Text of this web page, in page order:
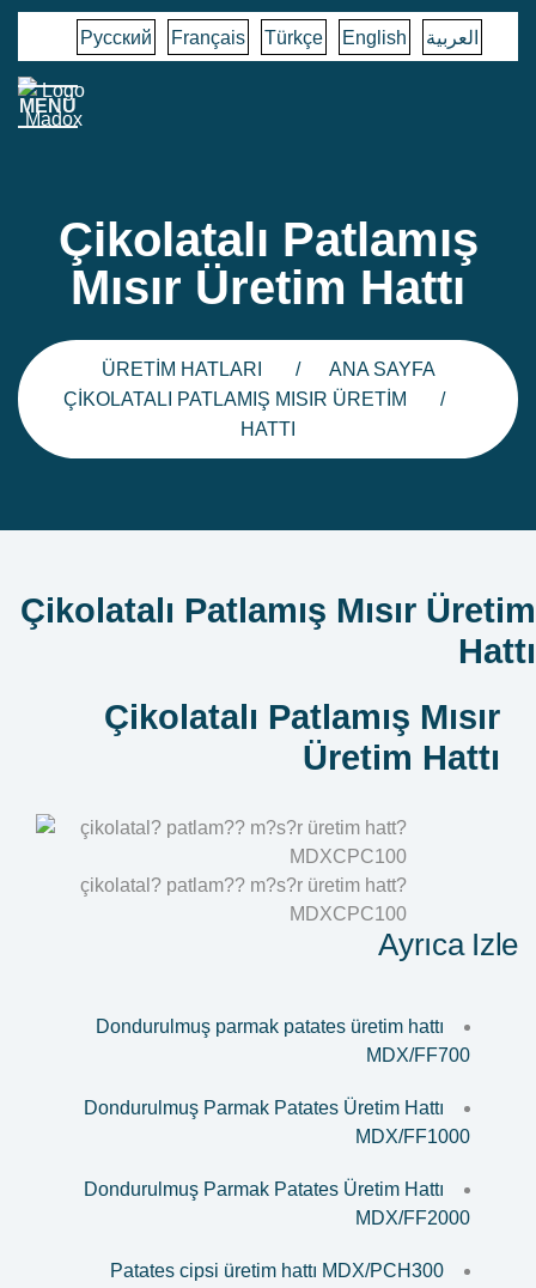
العربية English
Türkçe
Français
Русский
MENÜ
Çikolatalı Patlamış
Mısır Üretim Hattı
ANA SAYFA
ÜRETIM HATLARI
ÇIKOLATALI PATLAMIŞ MISIR ÜRETIM
HATTI
Çikolatalı Patlamış Mısır Üretim
Hattı
Çikolatalı Patlamış Mısır
Üretim Hattı
çikolatal? patlam?? m?s?r üretim hatt?
MDXCPC100
Ayrıca Izle
Dondurulmuş parmak patates üretim hattı
MDX/FF700
Dondurulmuş Parmak Patates Üretim Hattı
MDX/FF1000
Dondurulmuş Parmak Patates Üretim Hattı
MDX/FF2000
Patates cipsi üretim hattı MDX/PCH300